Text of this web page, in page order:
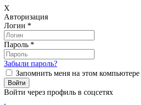
X
Авторизация
Логин *
Пароль *
Забыли пароль?
Запомнить меня на этом компьютере
Войти через профиль в соцсетях